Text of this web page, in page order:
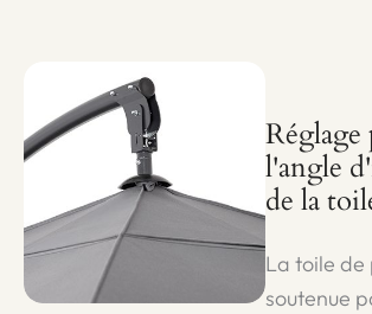
Réglage
l'angle
de la
La toile de
soutenue